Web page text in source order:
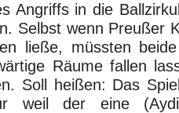
Angriffs in die
Selbst wenn Preußer
ließe, müssten
Räume fallen
Soll heißen: Das
weil der eine